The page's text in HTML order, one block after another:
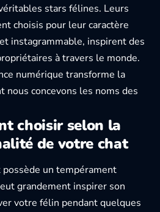
stars félines. Leurs
choisis pour leur caractère
instagrammable, inspirent des
à travers le monde.
numérique transforme la
nous concevons les noms des
choisir selon la
de votre chat
possède un tempérament
grandement inspirer son
votre félin pendant quelques